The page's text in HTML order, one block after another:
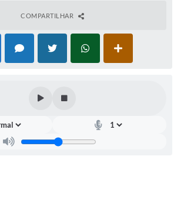
COMPARTILHAR